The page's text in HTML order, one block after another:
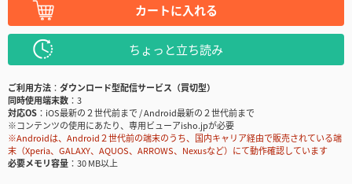
カートに入れる
ちょっと立ち読み
ご利用方法
ダウンロード型配信サービス（買切型）
同時使用端末数
3
対応OS
iOS最新の２世代前まで / Android最新の２世代前まで
※コンテンツの使用にあたり、専用ビューアisho.jpが必要
※Androidは、Android２世代前の端末のうち、国内キャリア経由で販売されている端
末（Xperia、GALAXY、AQUOS、ARROWS、Nexusなど）にて動作確認しています
必要メモリ容量
30 MB以上